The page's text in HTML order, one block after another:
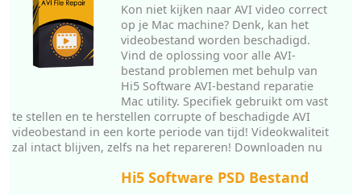
Kon niet kijken naar AVI video correct
op je Mac machine? Denk, kan het
videobestand worden beschadigd.
Vind de oplossing voor alle AVI-
bestand problemen met behulp van
Hi5 Software AVI-bestand reparatie
Mac utility. Specifiek gebruikt om vast
te stellen en te herstellen corrupte of beschadigde AVI
videobestand in een korte periode van tijd! Videokwaliteit
zal intact blijven, zelfs na het repareren! Downloaden nu
Hi5 Software PSD Bestand